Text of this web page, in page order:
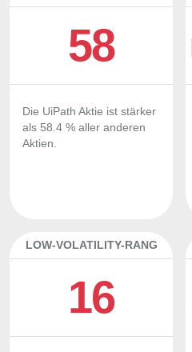
58
Die UiPath Aktie ist stärker
als 58.4 % aller anderen
Aktien.
LOW-VOLATILITY-RANG
16